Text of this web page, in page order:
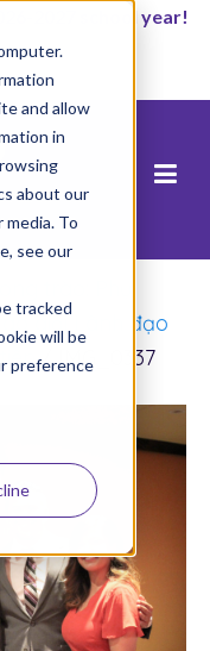
and allow
in
about our
To
see our
tracked
will be
preference
2027 school year!
giải Lãnh đạo
/IMG_0337